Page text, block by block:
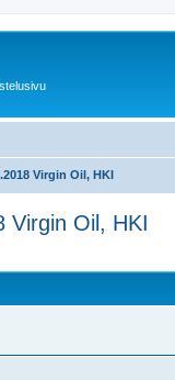
Virgin Oil, HKI
Virgin Oil, HKI